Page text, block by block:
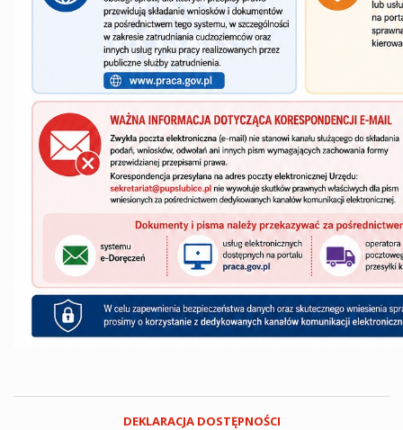
DEKLARACJA DOSTĘPNOŚCI